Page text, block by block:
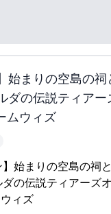
ティアキン
ティアキン 祠
ティアキン 武器
ティアキン 攻略
始まりの空島の
ダの伝説ティアー
ムウィズ